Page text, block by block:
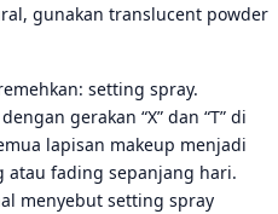
gunakan translucent powder
setting spray.
gerakan “X” dan “T” di
lapisan makeup menjadi
atau fading sepanjang hari.
menyebut setting spray